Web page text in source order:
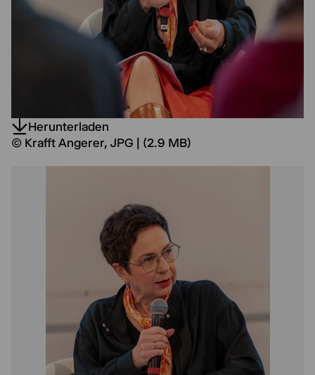
Herunterladen
© Krafft Angerer, JPG | (2.9 MB)